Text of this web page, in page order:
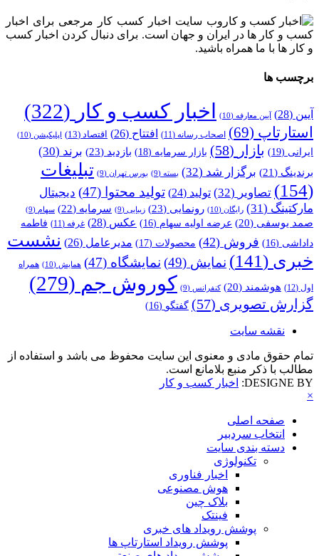
وب سایت اخبار کسب کار مرجعی برای اخبار
کسب و کار ها در ایران و جهان است. برای دنبال کردن اخبار کسب
و کار ها با ما همراه باشید.
برچسب ها
آیین (28) آیین معارفه (10) اخبار کسب و کار (322)
استارتاپ (69) اصحاب رسانه (11) افتتاح (26) اقتصاد (13) اپلیکیشن (10)
ایرانی (19) بازار (58) بازار سرمایه (18) بازدید (23) برند (30)
برندینگ (21) برگزار شد (32) بسته (9) بورس تهران (9)
تبلیغات
(154)
تصاویر (32) تولید (24) تولید محتوا (47)
دیجیتال
مارکتینگ (31) رایگان (10) رونمایی (23) زیبایی (9) سرمایه (22) سهام (9)
صمد یوسفی (20) عرضه اولیه سهام (16) عکس (28) غرفه (11)
فاطمه
داداشی (16) فروش (42) محصولات (17) مدیرعامل (26)
نشست
خبری (141) نمایش (49) نمایشگاه (47) همایش (10) همراه
اول (12) هوشمند (20) کنفرانس (9) کوروش جم (279)
گزارش تصویری (57) گفتگو (16)
نقشه سایت
تمام حقوق مادی و معنوی این سایت محفوظ می باشد و استفاده از
مطالب با ذکر منبع بلامانع است.
DESIGNE BY:
اخبار کسب و کار
×
صفحه اصلی
انتخاب سردبیر
دسته بندی سایت
تکنولوژی
اخبار فناوری
هوش مصنوعی
بلاک چین
فینتک
پوشش رویداد های خبری
پوشش رویداد استارتاپ ها